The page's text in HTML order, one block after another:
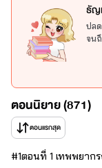
*** ลิขสิทธิ์ถูกต้อง
ธัญ
ปล
จน
ตอนนิยาย (871)
ตอนแรกสุด
#1ตอนที่ 1 เทพพยา